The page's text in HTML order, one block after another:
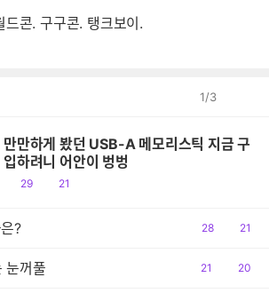
드콘. 구구콘. 탱크보이.
1/3
만만하게 봤던 USB-A 메모리스틱 지금 구
입하려니 어안이 벙벙
공
29
댓
21
?
공
28
댓
21
눈꺼풀
공
21
댓
20